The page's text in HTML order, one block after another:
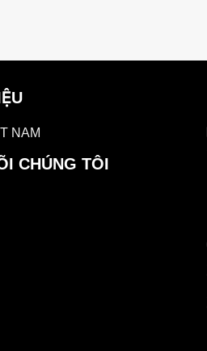
NAM
CHÚNG TÔI